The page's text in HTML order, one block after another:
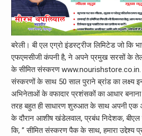
बरेली। बी एल एग्रो इंडस्ट्रीज लिमिटेड जो कि
एफएमसीजी कंपनी है, ने अपने प्रमुख सरसों के तेल
के सीमित संस्करण www.nourishstore.co.in.
संस्करणों के साथ 50 साल पुराने ब्रांड का लक्ष्य
अभिनेताओं के वफादार प्रशंसकों का आधार बनाना
तरह बहुत ही साधारण शुरुआत के साथ अपनी एक
के दौरान आशीष खंडेलवाल, प्रबंध निदेशक, बीएल
कि, ” सीमित संस्करण पैक के साथ, हमारा उद्देश्य